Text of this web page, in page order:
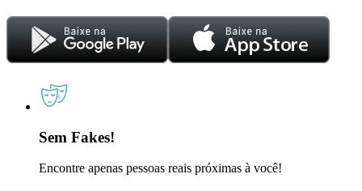
Sem Fakes!
Encontre apenas pessoas reais próximas à você!